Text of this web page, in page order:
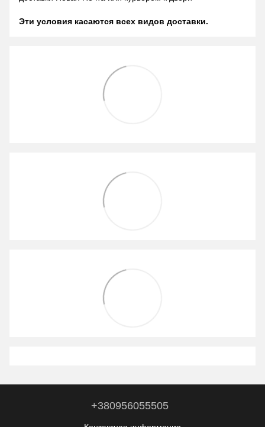
Эти условия касаются всех видов доставки.
+380956055505